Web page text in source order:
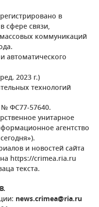
в
сфере связи,
коммуникаций
автоматического
2023 г.)
технологий
№ ФС77-57640.
унитарное
агентство
и новостей сайта
https://crimea.ria.ru
текста.
news.crimea@ria.ru